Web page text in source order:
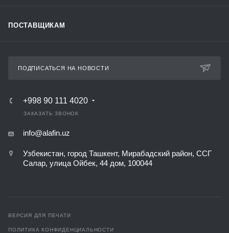
ПОСТАВЩИКАМ
ПОДПИСАТЬСЯ НА НОВОСТИ
+998 90 111 4020
ЗАКАЗАТЬ ЗВОНОК
info@alafin.uz
Узбекистан, город Ташкент, Мирабадский район, ССГ
Салар, улица Ойбек, 44 дом, 100044
ВЕРСИЯ ДЛЯ ПЕЧАТИ
ПОЛИТИКА КОНФИДЕНЦИАЛЬНОСТИ